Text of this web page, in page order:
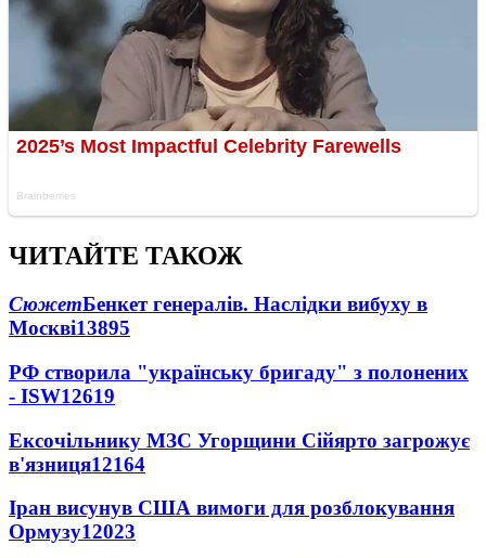
ЧИТАЙТЕ ТАКОЖ
СюжетБенкет генералів. Наслідки вибуху в
Москві13895
РФ створила "українську бригаду" з полонених
- ISW12619
Ексочільнику МЗС Угорщини Сійярто загрожує
в'язниця12164
Іран висунув США вимоги для розблокування
Ормузу12023